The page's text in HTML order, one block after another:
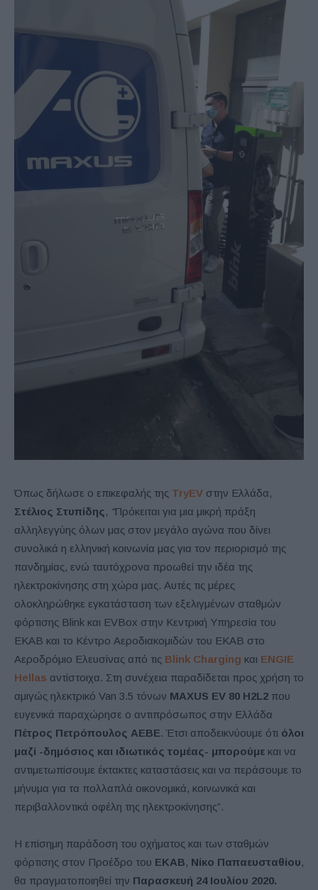
Όπως δήλωσε ο επικεφαλής της TryEV στην Ελλάδα,
Στέλιος Στυπίδης , “Πρόκειται για μια μικρή πράξη
αλληλεγγύης όλων μας στον μεγάλο αγώνα που δίνει
συνολικά η ελληνική κοινωνία μας για τον περιορισμό της
πανδημίας, ενώ ταυτόχρονα προωθεί την ιδέα της
ηλεκτροκίνησης στη χώρα μας. Αυτές τις μέρες
ολοκληρώθηκε εγκατάσταση των εξελιγμένων σταθμών
φόρτισης Blink και EVBox στην Κεντρική Υπηρεσία του
ΕΚΑΒ και το Κέντρο Αεροδιακομιδών του ΕΚΑΒ στο
Αεροδρόμιο Ελευσίνας από τις Blink Charging και ENGIE
Hellas αντίστοιχα. Στη συνέχεια παραδίδεται προς χρήση το
αμιγώς ηλεκτρικό Van 3.5 τόνων MAXUS EV 80 Η2L2 που
ευγενικά παραχώρησε ο αντιπρόσωπος στην Ελλάδα
Πέτρος Πετρόπουλος ΑΕΒΕ. Έτσι αποδεικνύουμε ότι όλοι
μαζί -δημόσιος και ιδιωτικός τομέας- μπορούμε και να
αντιμετωπίσουμε έκτακτες καταστάσεις και να περάσουμε το
μήνυμα για τα πολλαπλά οικονομικά, κοινωνικά και
περιβαλλοντικά οφέλη της ηλεκτροκίνησης”.
Η επίσημη παράδοση του οχήματος και των σταθμών
φόρτισης στον Προέδρο του ΕΚΑΒ, Νίκο Παπαευσταθίου,
θα πραγματοποιηθεί την Παρασκευή 24 Ιουλίου 2020.